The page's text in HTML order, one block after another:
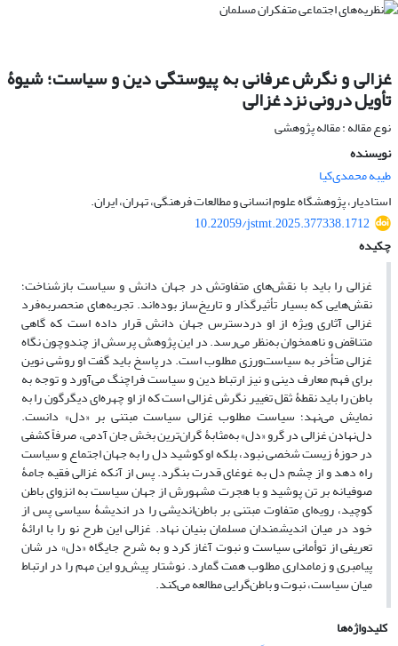
غزالی و نگرش عرفانی به پیوستگی دین و سیاست؛ شیوۀ
تأویل درونی نزد غزالی
نوع مقاله : مقاله پژوهشی
نویسنده
طیبه محمدی‌کیا
استادیار، پژوهشگاه علوم انسانی و مطالعات فرهنگی، تهران، ایران.
10.22059/jstmt.2025.377338.1712
چکیده
غزالی را باید با نقش‌های متفاوتش در جهان دانش و سیاست بازشناخت؛
نقش‌هایی که بسیار تأثیرگذار و تاریخ‌ساز بوده‌اند. تجربه‌های منحصربه‌فرد
غزالی آثاری ویژه از او دردسترس جهان دانش قرار داده است که گاهی
متناقض و ناهمخوان به‌نظر می‌رسد. در این پژوهش پرسش از چندوچون نگاه
غزالی متأخر به سیاست‌ورزی مطلوب است. در پاسخ باید گفت او روشی نوین
برای فهم معارف دینی و نیز ارتباط دین و سیاست فراچنگ می‌آورد و توجه به
باطن را باید نقطۀ ثقل تغییر نگرش غزالی است که از او چهره‌ای دیگرگون را به
نمایش می‌نهد؛ سیاست مطلوب غزالی سیاست مبتنی بر «دل» دانست.
دل‌نهادن غزالی در گرو «دل» به‌مثابۀ گران‌ترین بخش جان آدمی، صرفاً کشفی
در حوزۀ زیست شخصی نبود، بلکه او کوشید دل را به جهان اجتماع و سیاست
راه دهد و از چشم دل به غوغای قدرت بنگرد. پس از آنکه غزالی فقیه جامۀ
صوفیانه بر تن پوشید و با هجرت مشهورش از جهان سیاست به انزوای باطن
کوچید، رویه‌ای متفاوت مبتنی بر باطن‌اندیشی را در اندیشۀ سیاسی پس از
خود در میان اندیشمندان مسلمان بنیان نهاد. غزالی این طرح نو را با ارائۀ
تعریفی از توأمانی سیاست و نبوت آغاز کرد و به شرح جایگاه «دل» در شان
پیامبری و زمامداری مطلوب همت گمارد. نوشتار پیش‌رو این مهم را در ارتباط
میان سیاست، نبوت و باطن‌گرایی مطالعه می‌کند.
کلیدواژه‌ها